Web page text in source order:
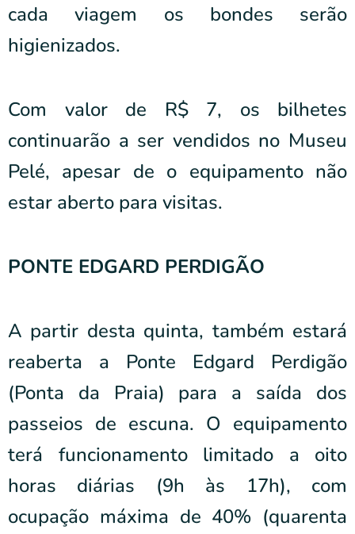
cada viagem os bondes serão
higienizados.
Com valor de R$ 7, os bilhetes
continuarão a ser vendidos no Museu
Pelé, apesar de o equipamento não
estar aberto para visitas.
PONTE EDGARD PERDIGÃO
A partir desta quinta, também estará
reaberta a Ponte Edgard Perdigão
(Ponta da Praia) para a saída dos
passeios de escuna. O equipamento
terá funcionamento limitado a oito
horas diárias (9h às 17h), com
ocupação máxima de 40% (quarenta